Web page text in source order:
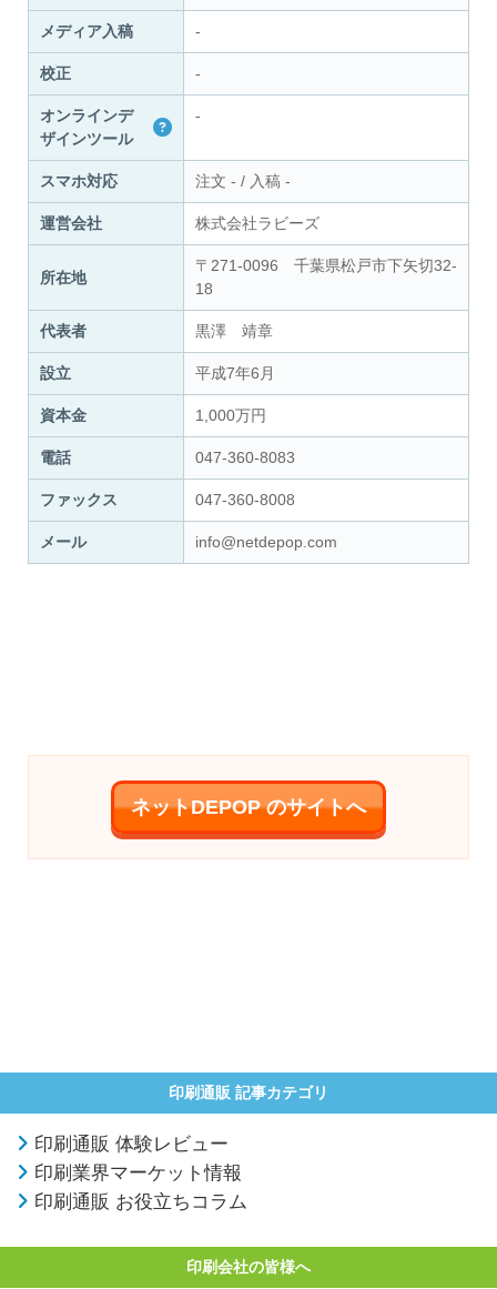
メディア入稿 -
校正 -
オンラインデ
ザインツール
-
スマホ対応 注文 - / 入稿 -
運営会社 株式会社ラビーズ
所在地
〒271-0096 千葉県松戸市下矢切32-
18
代表者 黒澤 靖章
設立 平成7年6月
資本金 1,000万円
電話 047-360-8083
ファックス 047-360-8008
メール info@netdepop.com
ネットDEPOP のサイトへ
印刷通販 記事カテゴリ
印刷通販 体験レビュー
印刷業界マーケット情報
印刷通販 お役立ちコラム
印刷会社の皆様へ